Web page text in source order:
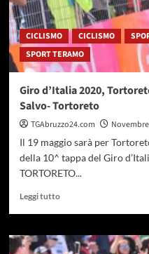
streaming
CICLISMO CICLISMO
SPORT TERAMO
Giro d’Italia 2020,
Salvo- Tortoreto
TGAbruzzo24.com
Il 19 maggio sarà per
della 10^ tappa del Giro
TORTORETO...
Leggi tuttoLeggi
su
Giro